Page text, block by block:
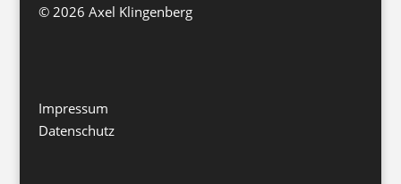
© 2026 Axel Klingenberg
Impressum
Datenschutz